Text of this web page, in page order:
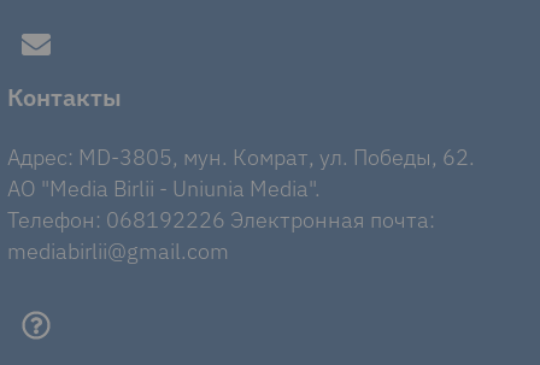
Контакты
Адрес: MD-3805, мун. Комрат, ул. Победы, 62.
AO "Media Birlii - Uniunia Media".
Телефон: 068192226 Электронная почта:
mediabirlii@gmail.com